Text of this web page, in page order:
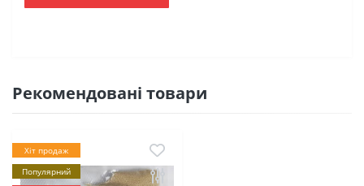
Рекомендовані товари
Хіт продаж
Популярний